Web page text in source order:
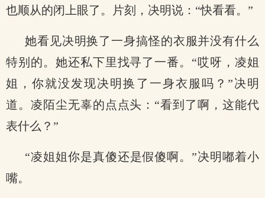
也顺从的闭上眼了。片刻，决明说：“快看看。”
她看见决明换了一身搞怪的衣服并没有什么
特别的。她还私下里找寻了一番。“哎呀，凌姐
姐，你就没发现决明换了一身衣服吗？”决明
道。凌陌尘无辜的点点头：“看到了啊，这能代
表什么？”
“凌姐姐你是真傻还是假傻啊。”决明嘟着小
嘴。